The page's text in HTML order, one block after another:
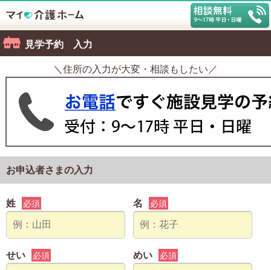
見学予約 入力
＼住所の入力が大変・相談もしたい／
お申込者さまの入力
姓 必須 名 必須
せい 必須 めい 必須